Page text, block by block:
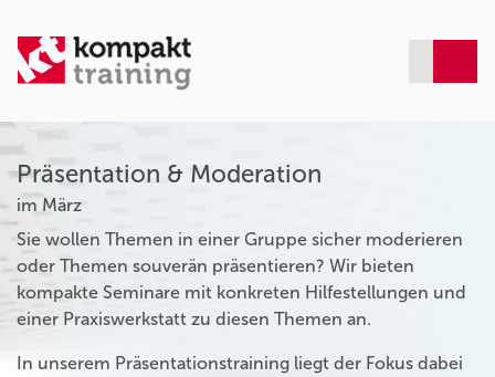
Präsentation & Moderation
im März
Sie wollen Themen in einer Gruppe sicher moderieren
oder Themen souverän präsentieren? Wir bieten
kompakte Seminare mit konkreten Hilfestellungen und
einer Praxiswerkstatt zu diesen Themen an.
In unserem Präsentationstraining liegt der Fokus dabei